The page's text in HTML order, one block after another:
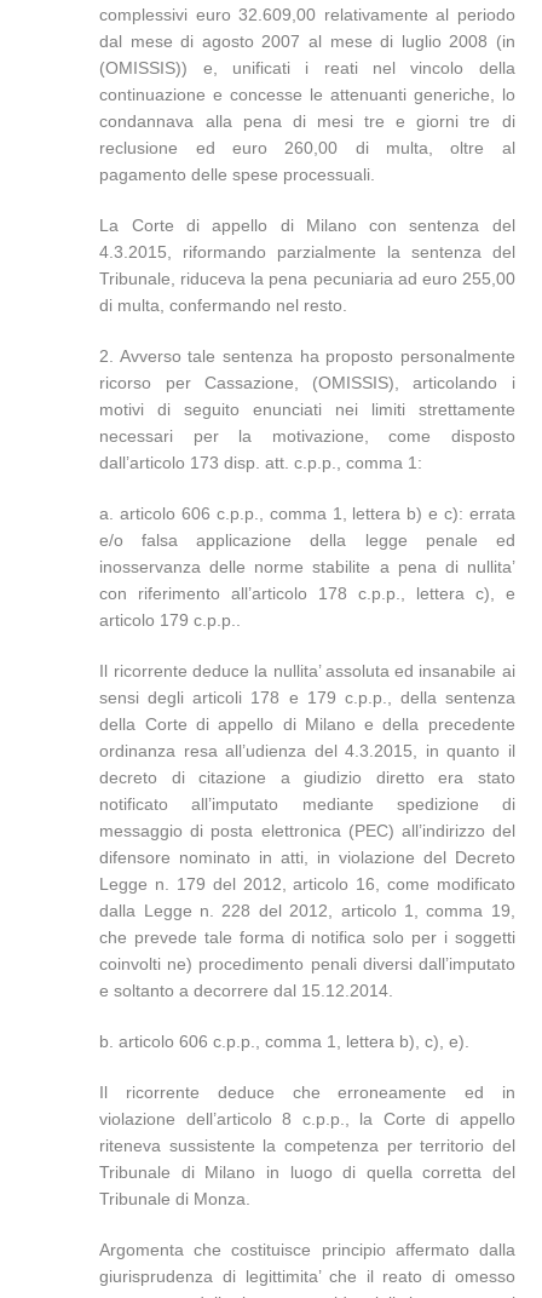
complessivi euro 32.609,00 relativamente al periodo
dal mese di agosto 2007 al mese di luglio 2008 (in
(OMISSIS)) e, unificati i reati nel vincolo della
continuazione e concesse le attenuanti generiche, lo
condannava alla pena di mesi tre e giorni tre di
reclusione ed euro 260,00 di multa, oltre al
pagamento delle spese processuali.
La Corte di appello di Milano con sentenza del
4.3.2015, riformando parzialmente la sentenza del
Tribunale, riduceva la pena pecuniaria ad euro 255,00
di multa, confermando nel resto.
2. Avverso tale sentenza ha proposto personalmente
ricorso per Cassazione, (OMISSIS), articolando i
motivi di seguito enunciati nei limiti strettamente
necessari per la motivazione, come disposto
dall’articolo 173 disp. att. c.p.p., comma 1:
a. articolo 606 c.p.p., comma 1, lettera b) e c): errata
e/o falsa applicazione della legge penale ed
inosservanza delle norme stabilite a pena di nullita’
con riferimento all’articolo 178 c.p.p., lettera c), e
articolo 179 c.p.p..
Il ricorrente deduce la nullita’ assoluta ed insanabile ai
sensi degli articoli 178 e 179 c.p.p., della sentenza
della Corte di appello di Milano e della precedente
ordinanza resa all’udienza del 4.3.2015, in quanto il
decreto di citazione a giudizio diretto era stato
notificato all’imputato mediante spedizione di
messaggio di posta elettronica (PEC) all’indirizzo del
difensore nominato in atti, in violazione del Decreto
Legge n. 179 del 2012, articolo 16, come modificato
dalla Legge n. 228 del 2012, articolo 1, comma 19,
che prevede tale forma di notifica solo per i soggetti
coinvolti ne) procedimento penali diversi dall’imputato
e soltanto a decorrere dal 15.12.2014.
b. articolo 606 c.p.p., comma 1, lettera b), c), e).
Il ricorrente deduce che erroneamente ed in
violazione dell’articolo 8 c.p.p., la Corte di appello
riteneva sussistente la competenza per territorio del
Tribunale di Milano in luogo di quella corretta del
Tribunale di Monza.
Argomenta che costituisce principio affermato dalla
giurisprudenza di legittimita’ che il reato di omesso